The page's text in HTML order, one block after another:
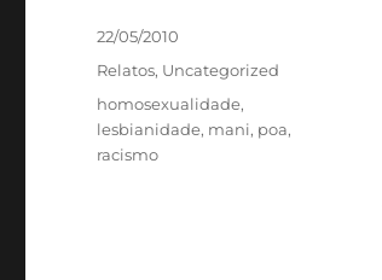
Autor
Publicado
em
22/05/2010
Categorias
Relatos, Uncategorized
Tags
homosexualidade,
lesbianidade, mani, poa,
racismo